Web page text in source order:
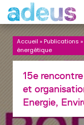
Accueil »Publications »
énergétique
15e
et
Energie,
Panneau de gestion